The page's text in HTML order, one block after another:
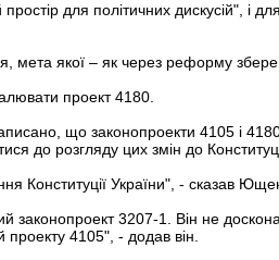
для політичних дискусій", і
мета якої – як через реформу
проект 4180.
що законопроекти 4105 і
до розгляду цих змін до
Конституції України", - сказав
законопроект 3207-1. Він не
проекту 4105", - додав він.